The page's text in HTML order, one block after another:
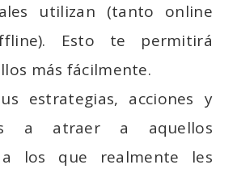
utilizan (tanto online
Esto te permitirá
más fácilmente.
estrategias, acciones y
a atraer a aquellos
a los que realmente les